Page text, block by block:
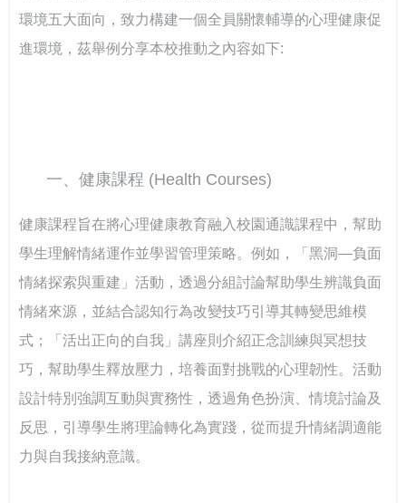
環境五大面向，致力構建一個全員關懷輔導的心理健康促
進環境，茲舉例分享本校推動之內容如下:
一、健康課程 (Health Courses)
健康課程旨在將心理健康教育融入校園通識課程中，幫助
學生理解情緒運作並學習管理策略。例如，「黑洞—負面
情緒探索與重建」活動，透過分組討論幫助學生辨識負面
情緒來源，並結合認知行為改變技巧引導其轉變思維模
式；「活出正向的自我」講座則介紹正念訓練與冥想技
巧，幫助學生釋放壓力，培養面對挑戰的心理韌性。活動
設計特別強調互動與實務性，透過角色扮演、情境討論及
反思，引導學生將理論轉化為實踐，從而提升情緒調適能
力與自我接納意識。